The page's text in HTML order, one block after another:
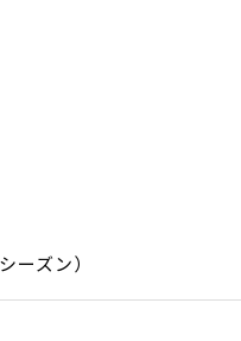
ーズン）